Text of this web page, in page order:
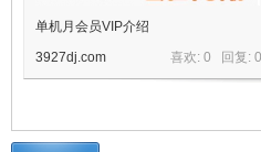
单机月会员VIP介绍
喜欢: 0 回复: 0
3927dj.com